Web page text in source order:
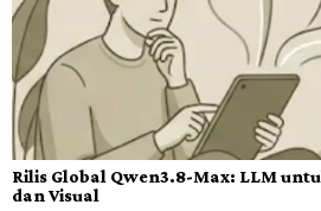
Rilis Global Qwen3.8-Max: LLM
dan Visual